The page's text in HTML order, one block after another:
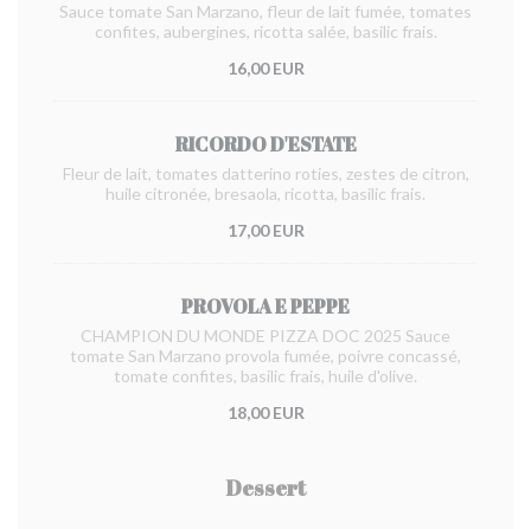
Sauce tomate San Marzano, fleur de lait fumée, tomates
confites, aubergines, ricotta salée, basilic frais.
16,00 EUR
RICORDO D'ESTATE
Fleur de lait, tomates datterino roties, zestes de citron,
huile citronée, bresaola, ricotta, basilic frais.
17,00 EUR
PROVOLA E PEPPE
CHAMPION DU MONDE PIZZA DOC 2025 Sauce
tomate San Marzano provola fumée, poivre concassé,
tomate confites, basilic frais, huile d'olive.
18,00 EUR
Dessert